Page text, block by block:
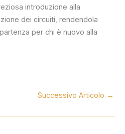
introduzione alla
dei circuiti, rendendola
per chi è nuovo alla
Successivo Articolo →